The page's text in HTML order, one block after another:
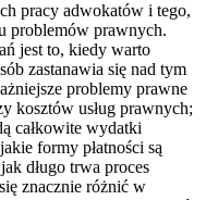
pracy adwokatów i tego,
problemów prawnych.
jest to, kiedy warto
zastanawia się nad tym
problemy prawne
kosztów usług prawnych;
całkowite wydatki
formy płatności są
długo trwa proces
znacznie różnić w